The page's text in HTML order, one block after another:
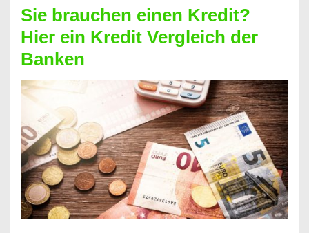
Summe
Geld?
Hier
einen
10000
Euro
Kredit
finden
Sie brauchen einen Kredit?
Hier ein Kredit Vergleich der
Banken